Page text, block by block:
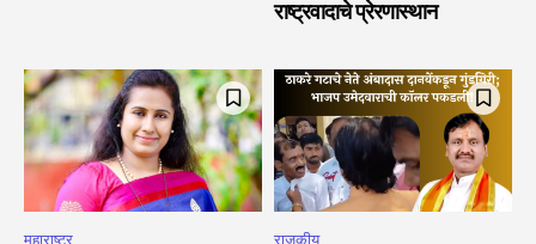
राष्ट्रवादाचे प्रेरणास्थान